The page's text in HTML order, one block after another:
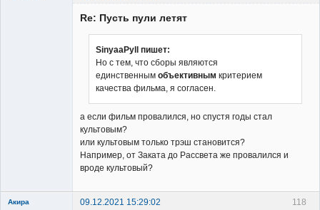
Re: Пусть пули летят
SinyaaPyll пишет:
Но с тем, что сборы являются
единственным объективным критерием
качества фильма, я согласен.
а если фильм провалился, но спустя годы стал
культовым?
или культовым только трэш становится?
Например, от Заката до Рассвета же провалился и
вроде культовый?
118
Акира 09.12.2021 15:29:02